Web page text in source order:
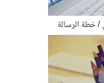
/ خطة الرسالة